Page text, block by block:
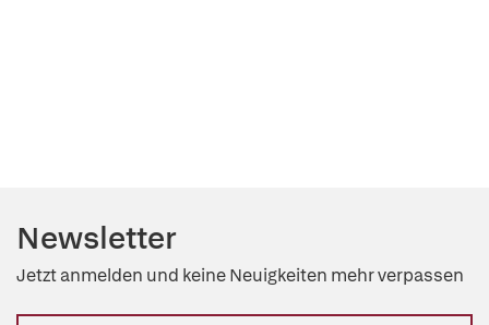
Newsletter
Jetzt anmelden und keine Neuigkeiten mehr verpassen